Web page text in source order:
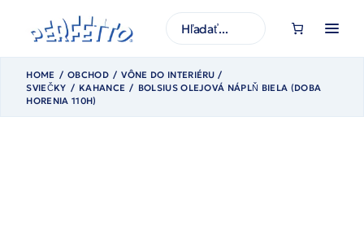
obsah
H
ľ
d
ť
HOME OBCHOD
VÔNE DO INTERIÉRU /
SVIEČKY
KAHANCE
BOLSIUS OLEJOVÁ NÁPLŇ BIELA (DOBA
HORENIA 110H)